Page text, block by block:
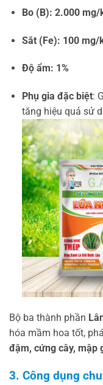
Bo (B): 2.000 mg/
Sắt (Fe): 100 mg/
Độ ẩm: 1%
Phụ gia đặc biệt:
tăng hiệu quả sử
Bộ ba thành phần
hóa mầm hoa tốt,
đậm, cứng cây, mập
3. Công dụng